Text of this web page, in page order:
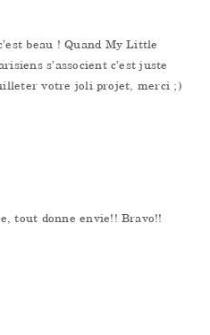
beau ! Quand My Little
s’associent c’est juste
votre joli projet, merci ;)
tout donne envie!! Bravo!!